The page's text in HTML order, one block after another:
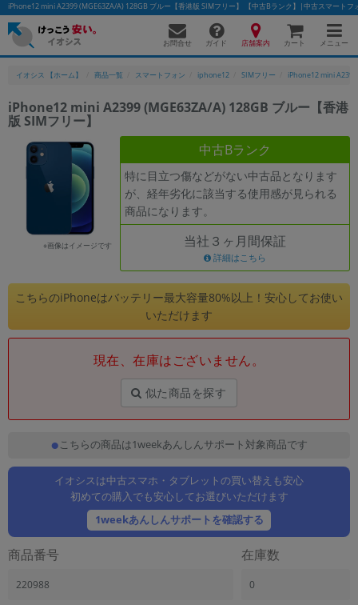
iPhone12 mini A2399 (MGE63ZA/A) 128GB ブルー【香港版 SIMフリー】 【中古Bランク】|中古スマートフ
お問合せ ガイド 店舗案内 カート メニュー
イオシス 【ホーム】 商品一覧 スマートフォン iphone12 SIMフリー iPhone12 mini A2399
iPhone12 mini A2399 (MGE63ZA/A) 128GB ブルー【香港
版 SIMフリー】
※画像はイメージです
中古Bランク
特に目立つ傷などがない中古品となります
が、経年劣化に該当する使用感が見られる
商品になります。
当社３ヶ月間保証
詳細はこちら
こちらのiPhoneはバッテリー最大容量80%以上！安心してお使い
いただけます
現在、在庫はございません。
似た商品を探す
こちらの商品は1weekあんしんサポート対象商品です
イオシスは中古スマホ・タブレットの買い替えも安心
初めての購入でも安心してお選びいただけます
1weekあんしんサポートを確認する
商品番号
220988
在庫数
0
かんたんパソコン検索に切り替える
フリーワード
人気の検索ワード： Let's note
「スマートフォン」「タブレット」など
シリーズ
「iPhone」「Xperia」「Galaxy」など
「Apple」「SONY」「SHARP」など
機能・特徴
商品の搭載機能による絞り込み
「5G対応」「防水」「ワンセグ」など
ランク
「新品」「未使用」「中古」など